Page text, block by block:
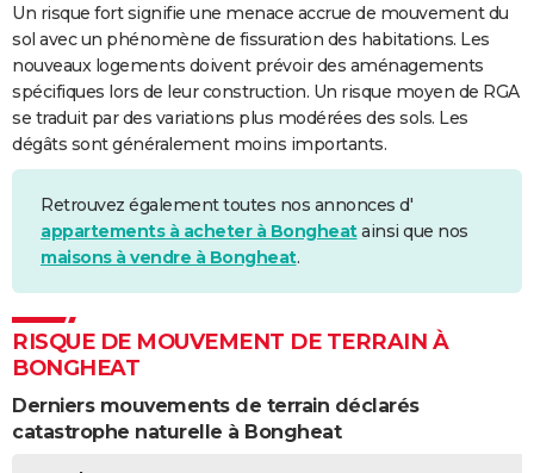
Un risque fort signifie une menace accrue de mouvement du
sol avec un phénomène de fissuration des habitations. Les
nouveaux logements doivent prévoir des aménagements
spécifiques lors de leur construction. Un risque moyen de RGA
se traduit par des variations plus modérées des sols. Les
dégâts sont généralement moins importants.
Retrouvez également toutes nos annonces d'
appartements à acheter à Bongheatainsi que nos
maisons à vendre à Bongheat.
RISQUE DE MOUVEMENT DE TERRAIN À
BONGHEAT
Derniers mouvements de terrain déclarés
catastrophe naturelle à Bongheat